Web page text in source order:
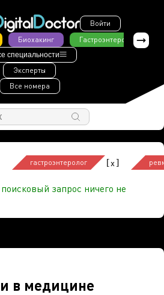
Войти
Биохакинг Гастроэнтерология
специальности
Эксперты
Все номера
гастроэнтеролог [x]
запрос ничего не
в медицине